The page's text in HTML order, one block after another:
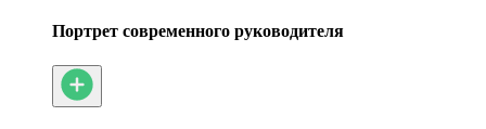
Портрет современного руководителя